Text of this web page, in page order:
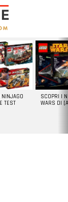
TEST
SCOPRI I
WARS DI